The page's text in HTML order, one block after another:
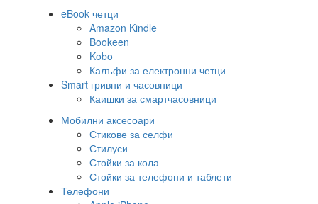
eBook четци
Amazon Kindle
Bookeen
Kobo
Калъфи за електронни четци
Smart гривни и часовници
Каишки за смартчасовници
Мобилни аксесоари
Стикове за селфи
Стилуси
Стойки за кола
Стойки за телефони и таблети
Телефони